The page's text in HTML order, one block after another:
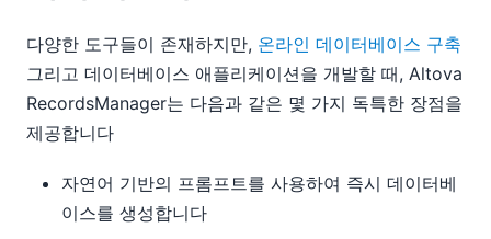
다양한 도구들이 존재하지만, 온라인 데이터베이스 구축
그리고 데이터베이스 애플리케이션을 개발할 때, Altova
RecordsManager는 다음과 같은 몇 가지 독특한 장점을
제공합니다
자연어 기반의 프롬프트를 사용하여 즉시 데이터베
이스를 생성합니다